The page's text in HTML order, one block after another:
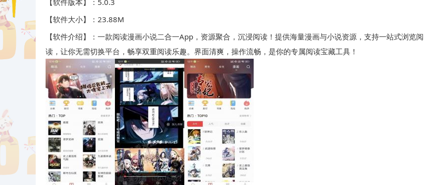
【软件版本】：5.0.3
【软件大小】：23.88M
【软件介绍】：一款阅读漫画小说二合一App，资源聚合，沉浸阅读！提供海量漫画与小说资源，支持一站式浏览阅
读，让你无需切换平台，畅享双重阅读乐趣。界面清爽，操作流畅，是你的专属阅读宝藏工具！